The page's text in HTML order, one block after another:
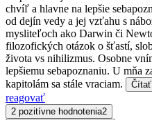
chvíľ a hlavne na lepšie
od dejín vedy a jej vzťahu s
mysliteľoch ako Darwin či
filozofických otázok o šťastí,
života vs nihilizmus. Osobne
lepšiemu sebapoznaniu. U mňa
kapitolám sa stále vraciam.
reagovať
2 pozitívne hodnotenia2